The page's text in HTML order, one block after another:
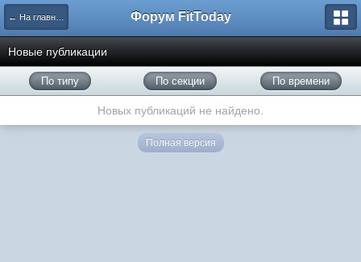
← На главную Форум FitToday
Новые публикации
По типу По секции По времени
Новых публикаций не найдено.
Полная версия